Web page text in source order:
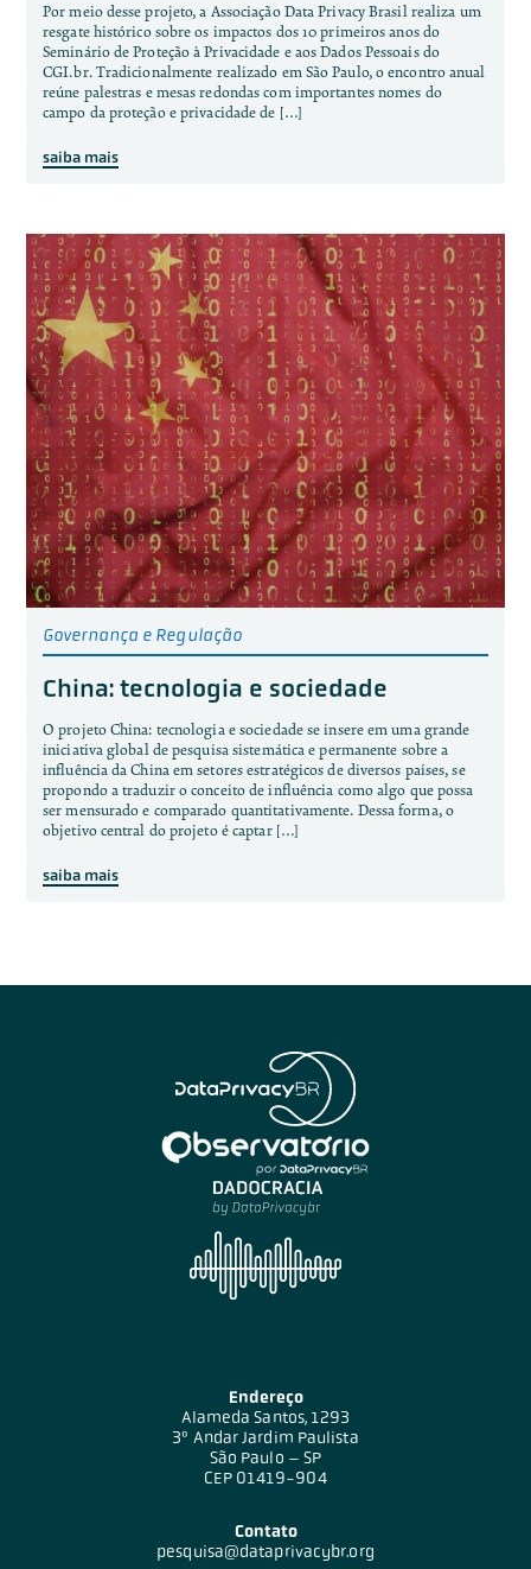
Por meio desse projeto, a Associação Data Privacy Brasil realiza um
resgate histórico sobre os impactos dos 10 primeiros anos do
Seminário de Proteção à Privacidade e aos Dados Pessoais do
CGI.br. Tradicionalmente realizado em São Paulo, o encontro anual
reúne palestras e mesas redondas com importantes nomes do
campo da proteção e privacidade de […]
saiba mais
Governança e Regulação
China: tecnologia e sociedade
O projeto China: tecnologia e sociedade se insere em uma grande
iniciativa global de pesquisa sistemática e permanente sobre a
influência da China em setores estratégicos de diversos países, se
propondo a traduzir o conceito de influência como algo que possa
ser mensurado e comparado quantitativamente. Dessa forma, o
objetivo central do projeto é captar […]
saiba mais
Endereço
Alameda Santos, 1293
3º Andar Jardim Paulista
São Paulo – SP
CEP 01419-904
Contato
pesquisa@dataprivacybr.org